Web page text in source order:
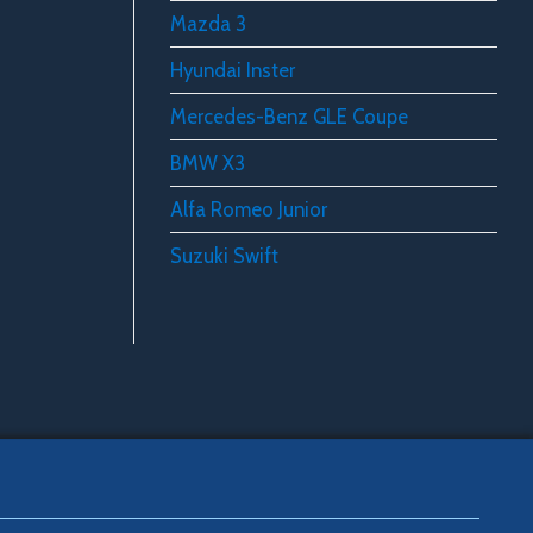
Mazda 3
Hyundai Inster
Mercedes-Benz GLE Coupe
BMW X3
Alfa Romeo Junior
Suzuki Swift